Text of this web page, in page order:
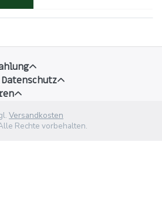
Versandkosten
Rechte vorbehalten.